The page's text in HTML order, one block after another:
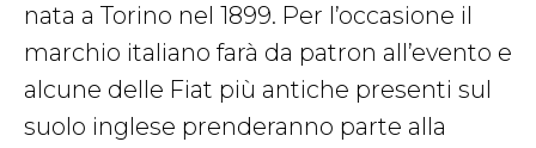
nata a Torino nel 1899. Per l’occasione il
marchio italiano farà da patron all’evento e
alcune delle Fiat più antiche presenti sul
suolo inglese prenderanno parte alla